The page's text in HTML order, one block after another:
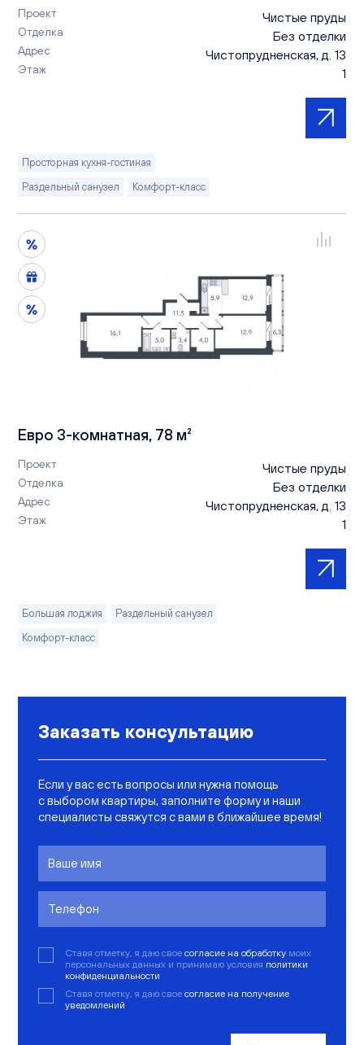
Проект Чистые пруды
Отделка Без отделки
Адрес Чистопрудненская, д. 13
Этаж 1
Просторная кухня-гостиная
Раздельный санузел
Комфорт-класс
Евро 3-комнатная, 78 м²
Проект Чистые пруды
Отделка Без отделки
Адрес Чистопрудненская, д. 13
Этаж 1
Большая лоджия
Раздельный санузел
Комфорт-класс
Заказать консультацию
Если у вас есть вопросы или нужна помощь
с выбором квартиры, заполните форму и наши
специалисты свяжутся с вами в ближайшее время!
Ставя отметку, я даю свое согласие на обработку моих
персональных данных и принимаю условия политики
конфиденциальности
Ставя отметку, я даю свое согласие на получение
уведомлений